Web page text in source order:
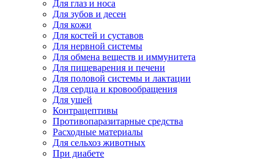
Для глаз и носа
Для зубов и десен
Для кожи
Для костей и суставов
Для нервной системы
Для обмена веществ и иммунитета
Для пищеварения и печени
Для половой системы и лактации
Для сердца и кровообращения
Для ушей
Контрацептивы
Противопаразитарные средства
Расходные материалы
Для сельхоз животных
При диабете